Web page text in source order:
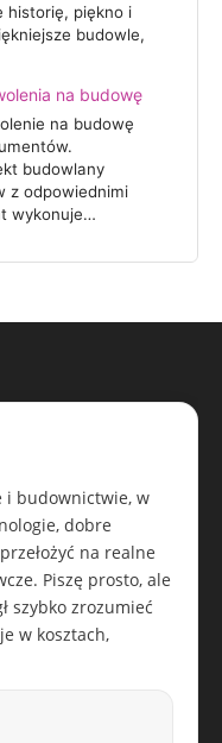
historię, piękno i
budowle,
na budowę
na budowę
budowlany
z odpowiednimi
wykonuje…
i budownictwie, w
dobre
na realne
Piszę prosto, ale
szybko zrozumieć
w kosztach,